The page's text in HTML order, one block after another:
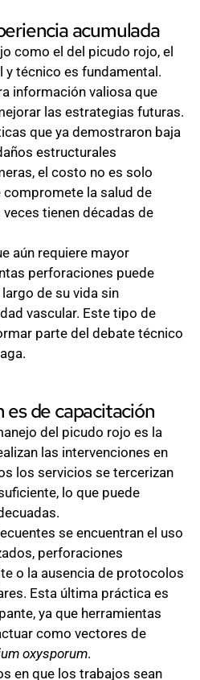
acumulada
como el del picudo rojo, el
y técnico es fundamental.
información valiosa que
las estrategias futuras.
que ya demostraron baja
estructurales
el costo no es solo
la salud de
tienen décadas de
aún requiere mayor
perforaciones puede
de su vida sin
vascular. Este tipo de
parte del debate técnico
es de capacitación
del picudo rojo es la
las intervenciones en
los servicios se tercerizan
lo que puede
se encuentran el uso
perforaciones
o la ausencia de protocolos
Esta última práctica es
ya que herramientas
como vectores de
oxysporum.
en que los trabajos sean